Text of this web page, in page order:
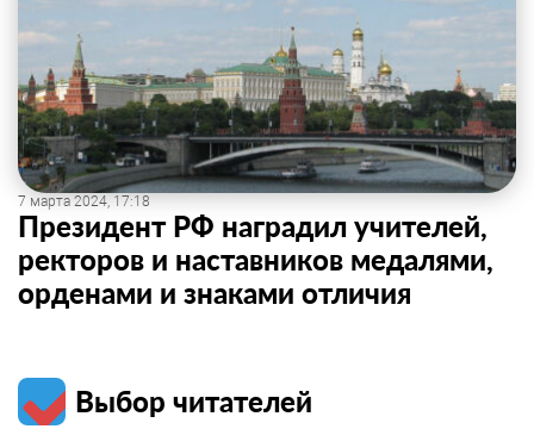
7 марта 2024, 17:18
Президент РФ наградил учителей,
ректоров и наставников медалями,
орденами и знаками отличия
Выбор читателей